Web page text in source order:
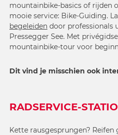
mountainbike-basics of rijden
mooie service: Bike-Guiding.
begeleiden door professionals
Pressegger See. Met
mountainbike-tour voor
Dit vind je misschien ook
RADSERVICE-
Kette rausgesprungen?